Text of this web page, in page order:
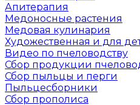
Апитерапия
Медоносные растения
Медовая кулинария
Художественная и для
Видео по пчеловодству
Сбор продукции
Сбор пыльцы и перги
Пыльцесборники
Сбор прополиса